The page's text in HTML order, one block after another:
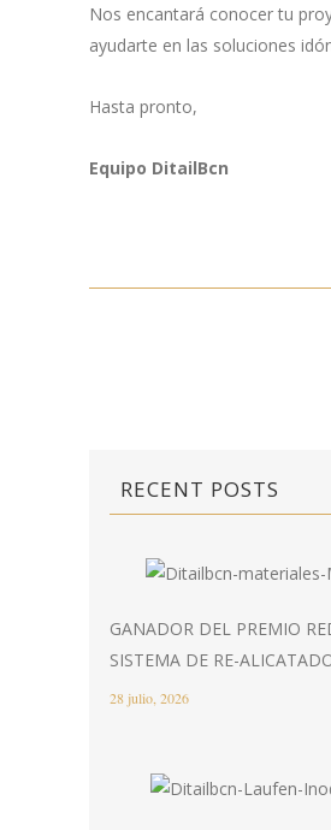
Nos encantará conocer tu
ayudarte en las soluciones
Hasta pronto,
Equipo DitailBcn
RECENT POSTS
GANADOR DEL PREMIO
SISTEMA DE RE-
28 julio, 2026